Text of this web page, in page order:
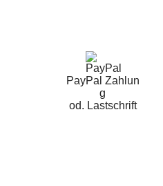
PayPal Zahlun
g
od. Lastschrift